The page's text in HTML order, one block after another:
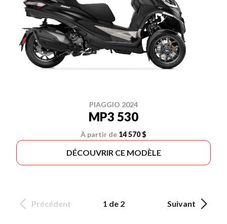
PIAGGIO 2024
MP3 530
À partir de 14 570 $
DÉCOUVRIR CE MODÈLE
Précédent 1 de 2 Suivant